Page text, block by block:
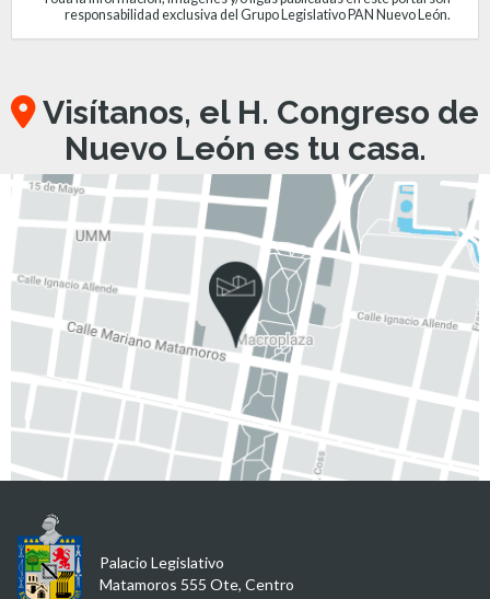
responsabilidad exclusiva del Grupo Legislativo PAN Nuevo León.
Visítanos, el H. Congreso de
Nuevo León es tu casa.
Palacio Legislativo
Matamoros 555 Ote, Centro